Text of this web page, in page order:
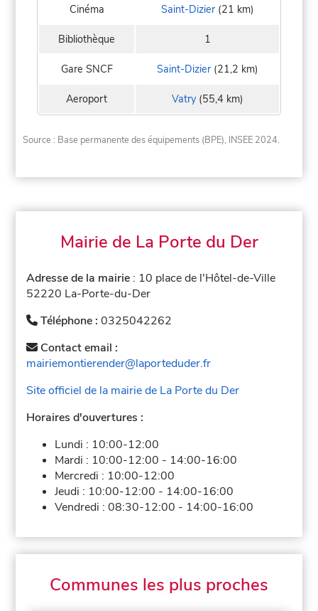
Cinéma Saint-Dizier(21 km)
Bibliothèque 1
Gare SNCF Saint-Dizier(21,2 km)
Aeroport Vatry(55,4 km)
Source : Base permanente des équipements (BPE), INSEE 2024.
Mairie de La Porte du Der
Adresse de la mairie : 10 place de l'Hôtel-de-Ville
52220 La-Porte-du-Der
Téléphone :0325042262
Contact email :
mairiemontierender@laporteduder.fr
Site officiel de la mairie de La Porte du Der
Horaires d'ouvertures :
Lundi : 10:00-12:00
Mardi : 10:00-12:00 - 14:00-16:00
Mercredi : 10:00-12:00
Jeudi : 10:00-12:00 - 14:00-16:00
Vendredi :08:30-12:00 - 14:00-16:00
Communes les plus proches